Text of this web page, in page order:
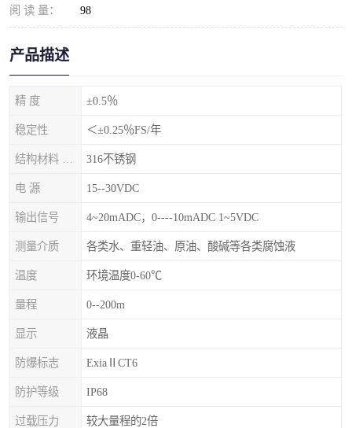
阅 读 量： 98
产品描述
精 度 ±0.5％
稳定性 ＜±0.25％FS/年
316不锈钢
电 源 15--30VDC
输出信号 4~20mADC，0----10mADC 1~5VDC
测量介质 各类水、重轻油、原油、酸碱等各类腐蚀液
温度 环境温度0-60℃
量程 0--200m
显示 液晶
防爆标志 ExiaⅡCT6
防护等级 IP68
过载压力 较大量程的2倍